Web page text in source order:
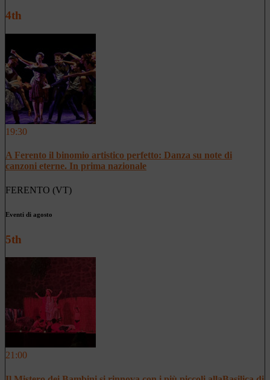
4th
19:30
A Ferento il binomio artistico perfetto: Danza su note di
canzoni eterne. In prima nazionale
FERENTO (VT)
Eventi di agosto
5th
21:00